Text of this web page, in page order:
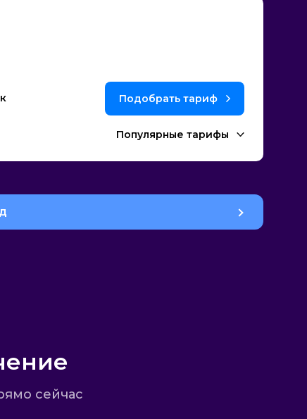
Подобрать тариф
Популярные тарифы
сейчас